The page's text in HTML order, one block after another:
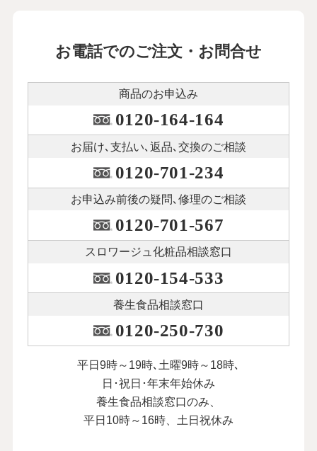
お電話でのご注文・お問合せ
商品のお申込み
0120-164-164
お届け､支払い､ 返品､交換のご相談
0120-701-234
お申込み前後の疑問､修理のご相談
0120-701-567
スロワージュ化粧品相談窓口
0120-154-533
養生食品相談窓口
0120-250-730
平日9時～19時､土曜9時～18時､
日･祝日･年末年始休み
養生食品相談窓口のみ、
平日10時～16時、土日祝休み